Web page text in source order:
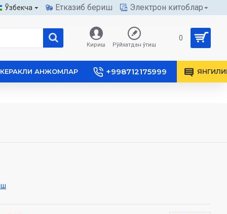
Ўзбекча Етказиб бериш Электрон китоблар
Кириш Рўйхатдан ўтиш
0
КЕРАКЛИ АНЖОМЛАР +998712175999